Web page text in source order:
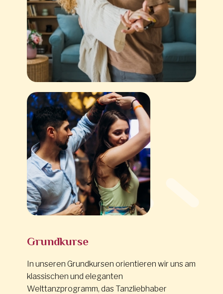
Grundkurse
In unseren Grundkursen orientieren wir uns am
klassischen und eleganten
Welttanzprogramm, das Tanzliebhaber